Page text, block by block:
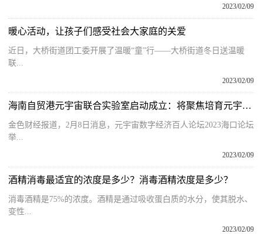
2023/02/09
暖心活动，让孩子们感受社会大家庭的关爱
近日，大桥街道团工委开展了温暖“童”行——大桥街道冬日送温暖
联...
2023/02/09
海南自贸港元宇宙联合实验室启动成立：将聚焦培育元宇宙细分产业链
金色财经报道，2月8日消息，元宇宙数字经济百人论坛2023海口论坛
举...
2023/02/09
酒精消毒最适宜的浓度是多少？消毒酒精浓度是多少？
消毒酒精是75%的浓度。酒精是通过吸收蛋白质的水分，使其脱水、
变性...
2023/02/09